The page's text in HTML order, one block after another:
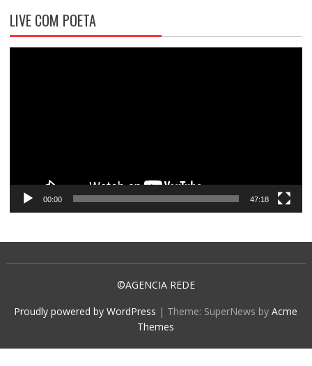
LIVE COM POETA
00:00 47:18
©AGENCIA REDE
Proudly powered by WordPress | Theme: SuperNews byAcme
Themes